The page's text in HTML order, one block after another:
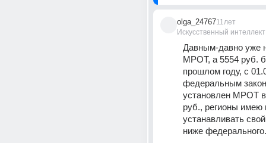
olga_24767
Искусственный интеллект
11лет
Давным-давно уже
МРОТ, а 5554 руб.
прошлом году, с
федеральным
установлен МРОТ
руб., регионы имею
устанавливать
ниже федерального.